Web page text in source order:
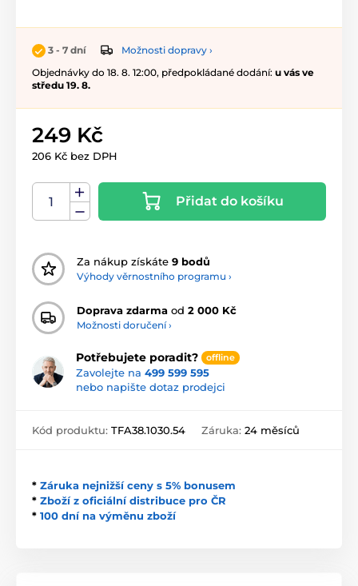
3 - 7 dní
Možnosti dopravy ›
Objednávky do 18. 8. 12:00, předpokládané dodání: u vás ve
středu 19. 8.
249 Kč
206 Kč bez DPH
Přidat do košíku
Za nákup získáte 9 bodů
Výhody věrnostního programu ›
Doprava zdarma od 2 000 Kč
Možnosti doručení ›
Potřebujete poradit? offline
Zavolejte na 499 599 595
nebo napište dotaz prodejci
Kód produktu: TFA38.1030.54 Záruka: 24 měsíců
* Záruka nejnižší ceny s 5% bonusem
* Zboží z oficiální distribuce pro ČR
* 100 dní na výměnu zboží